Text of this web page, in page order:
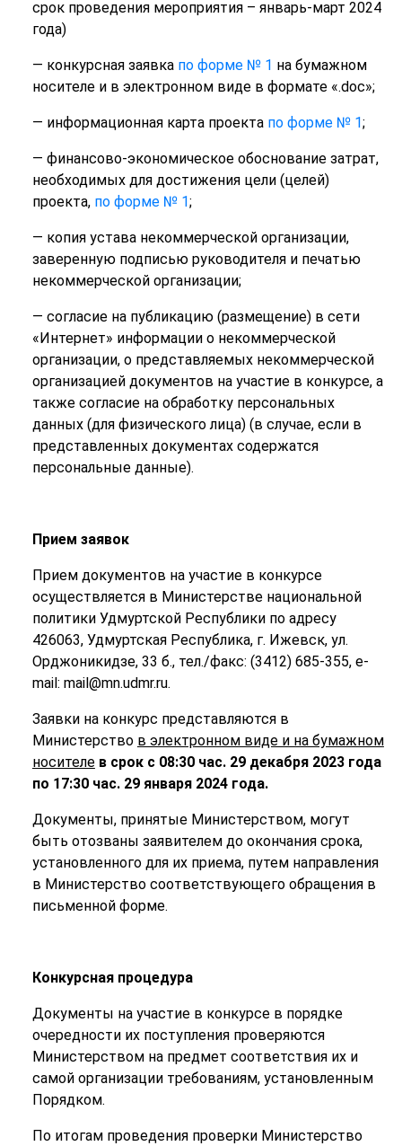
срок проведения мероприятия – январь-март 2024
года)
— конкурсная заявка по форме № 1 на бумажном
носителе и в электронном виде в формате «.doc»;
— информационная карта проекта по форме № 1;
— финансово-экономическое обоснование затрат,
необходимых для достижения цели (целей)
проекта, по форме № 1;
— копия устава некоммерческой организации,
заверенную подписью руководителя и печатью
некоммерческой организации;
— согласие на публикацию (размещение) в сети
«Интернет» информации о некоммерческой
организации, о представляемых некоммерческой
организацией документов на участие в конкурсе, а
также согласие на обработку персональных
данных (для физического лица) (в случае, если в
представленных документах содержатся
персональные данные).
Прием заявок
Прием документов на участие в конкурсе
осуществляется в Министерстве национальной
политики Удмуртской Республики по адресу
426063, Удмуртская Республика, г. Ижевск, ул.
Орджоникидзе, 33 б., тел./факс: (3412) 685-355, e-
mail: mail@mn.udmr.ru.
Заявки на конкурс представляются в
Министерство в электронном виде и на бумажном
носителе в срок с 08:30 час. 29 декабря 2023 года
по 17:30 час. 29 января 2024 года.
Документы, принятые Министерством, могут
быть отозваны заявителем до окончания срока,
установленного для их приема, путем направления
в Министерство соответствующего обращения в
письменной форме.
Конкурсная процедура
Документы на участие в конкурсе в порядке
очередности их поступления проверяются
Министерством на предмет соответствия их и
самой организации требованиям, установленным
Порядком.
По итогам проведения проверки Министерство